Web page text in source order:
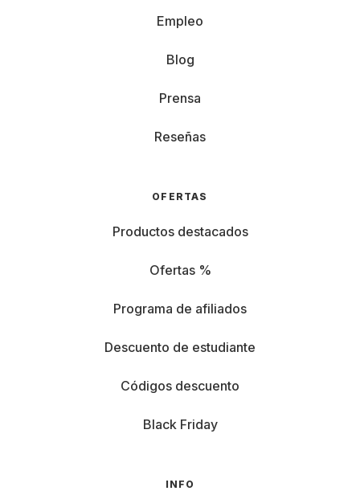
Empleo
Blog
Prensa
Reseñas
OFERTAS
Productos destacados
Ofertas %
Programa de afiliados
Descuento de estudiante
Códigos descuento
Black Friday
INFO